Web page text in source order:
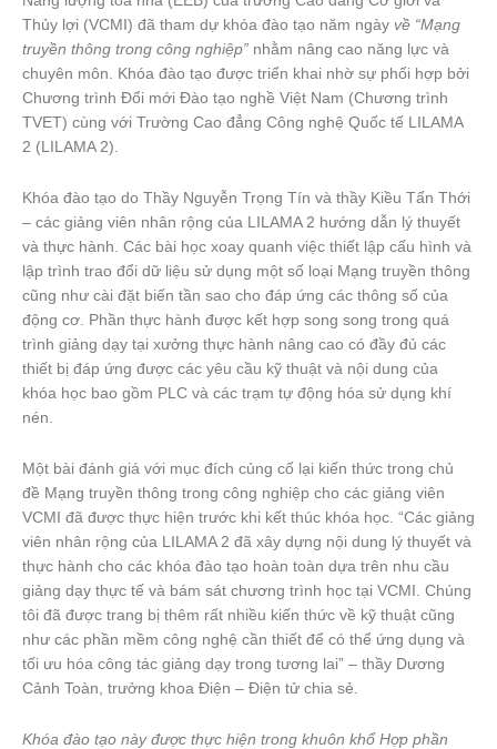
Thủy lợi (VCMI) đã tham dự khóa đào tạo năm ngày về “Mạng
truyền thông trong công nghiệp” nhằm nâng cao năng lực và
chuyên môn. Khóa đào tạo được triển khai nhờ sự phối hợp bởi
Chương trình Đổi mới Đào tạo nghề Việt Nam (Chương trình
TVET) cùng với Trường Cao đẳng Công nghệ Quốc tế LILAMA
2 (LILAMA 2).
Khóa đào tạo do Thầy Nguyễn Trọng Tín và thầy Kiều Tấn Thới
– các giảng viên nhân rộng của LILAMA 2 hướng dẫn lý thuyết
và thực hành. Các bài học xoay quanh việc thiết lập cấu hình và
lập trình trao đổi dữ liệu sử dụng một số loại Mạng truyền thông
cũng như cài đặt biến tần sao cho đáp ứng các thông số của
động cơ. Phần thực hành được kết hợp song song trong quá
trình giảng dạy tại xưởng thực hành nâng cao có đầy đủ các
thiết bị đáp ứng được các yêu cầu kỹ thuật và nội dung của
khóa học bao gồm PLC và các trạm tự động hóa sử dụng khí
nén.
Một bài đánh giá với mục đích củng cố lại kiến thức trong chủ
đề Mạng truyền thông trong công nghiệp cho các giảng viên
VCMI đã được thực hiện trước khi kết thúc khóa học. “Các giảng
viên nhân rộng của LILAMA 2 đã xây dựng nội dung lý thuyết và
thực hành cho các khóa đào tạo hoàn toàn dựa trên nhu cầu
giảng dạy thực tế và bám sát chương trình học tại VCMI. Chúng
tôi đã được trang bị thêm rất nhiều kiến thức về kỹ thuật cũng
như các phần mềm công nghệ cần thiết để có thể ứng dụng và
tối ưu hóa công tác giảng dạy trong tương lai” – thầy Dương
Cảnh Toàn, trưởng khoa Điện – Điện tử chia sẻ.
Khóa đào tạo này được thực hiện trong khuôn khổ Hợp phần